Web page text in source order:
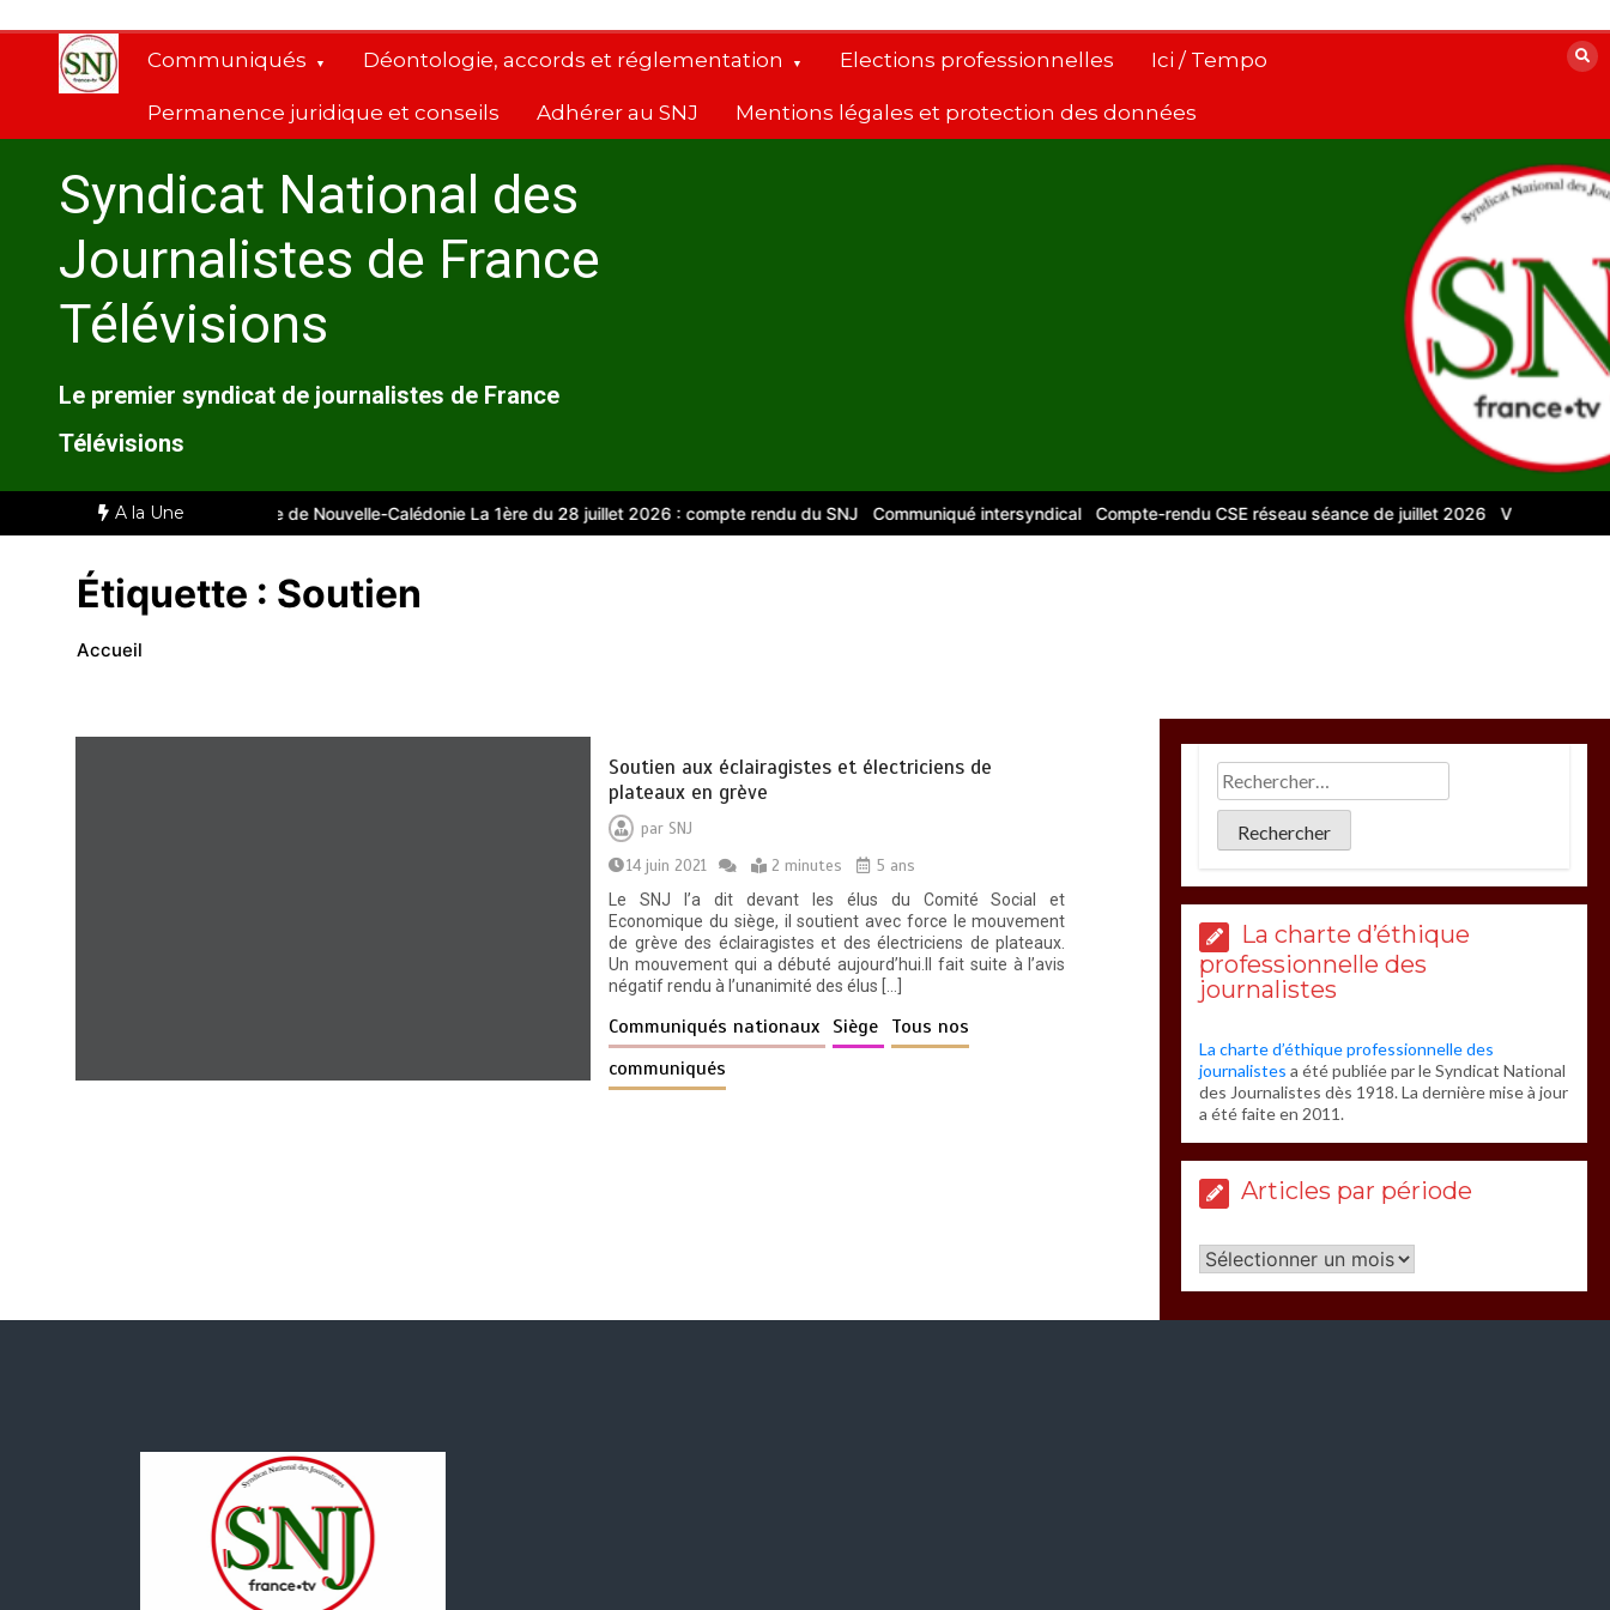
contenu
Communiqués Déontologie, accords et réglementation Elections professionnelles Ici / Tempo
Permanence juridique et conseils Adhérer au SNJ Mentions légales et protection des données
Syndicat National des
Journalistes de France
Télévisions
Le premier syndicat de journalistes de France
Télévisions
A la Une
Comité d’entreprise de Nouvelle-Calédonie La 1ère du 28 juillet 2026 : compte rendu du SNJ Communiqué intersyndical Compte-rendu CSE réseau séance de juillet 2026 Vidéos pour le
Étiquette : Soutien
Accueil
Soutien aux éclairagistes et électriciens de
plateaux en grève
par SNJ
14 juin 2021
2 minutes
5 ans
Le SNJ l’a dit devant les élus du Comité Social et
Economique du siège, il soutient avec force le mouvement
de grève des éclairagistes et des électriciens de plateaux.
Un mouvement qui a débuté aujourd’hui.Il fait suite à l’avis
négatif rendu à l’unanimité des élus […]
Communiqués nationaux Siège Tous nos
communiqués
La charte d’éthique
professionnelle des
journalistes
La charte d’éthique professionnelle des
journalistes a été publiée par le Syndicat National
des Journalistes dès 1918. La dernière mise à jour
a été faite en 2011.
Articles par période
Articles
par
période